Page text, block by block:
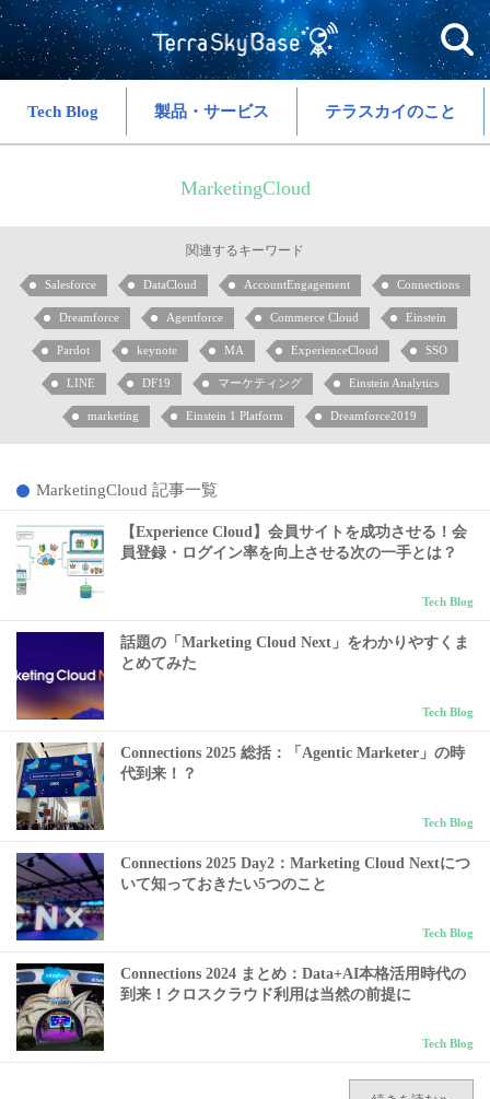
Tech Blog 製品・サービス テラスカイのこと
MarketingCloud
関連するキーワード
Salesforce DataCloud AccountEngagement Connections
Dreamforce Agentforce Commerce Cloud Einstein
Pardot keynote MA ExperienceCloud SSO
LINE DF19 マーケティング Einstein Analytics
marketing Einstein 1 Platform Dreamforce2019
MarketingCloud 記事一覧
【Experience Cloud】会員サイトを成功させる！会
員登録・ログイン率を向上させる次の一手とは？
Tech Blog
話題の「Marketing Cloud Next」をわかりやすくま
とめてみた
Tech Blog
Connections 2025 総括：「Agentic Marketer」の時
代到来！？
Tech Blog
Connections 2025 Day2：Marketing Cloud Nextにつ
いて知っておきたい5つのこと
Tech Blog
Connections 2024 まとめ：Data+AI本格活用時代の
到来！クロスクラウド利用は当然の前提に
Tech Blog